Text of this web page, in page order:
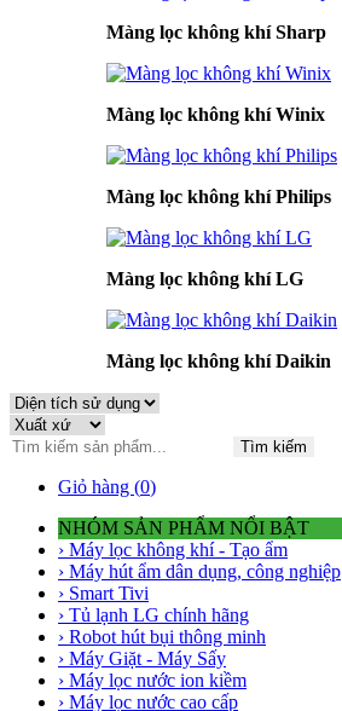
Màng lọc không khí Sharp
Màng lọc không khí Winix
Màng lọc không khí Philips
Màng lọc không khí LG
Màng lọc không khí Daikin
Tìm kiếm
Giỏ hàng (0)
NHÓM SẢN PHẨM NỔI BẬT
› Máy lọc không khí - Tạo ẩm
› Máy hút ẩm dân dụng, công nghiệp
› Smart Tivi
› Tủ lạnh LG chính hãng
› Robot hút bụi thông minh
› Máy Giặt - Máy Sấy
› Máy lọc nước ion kiềm
› Máy lọc nước cao cấp